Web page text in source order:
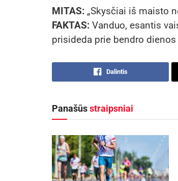
MITAS: „Skysčiai iš maisto
FAKTAS: Vanduo, esantis
prisideda prie bendro
Dalintis
Panašūsstraipsniai